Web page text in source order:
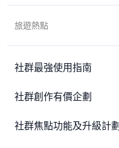
旅遊熱點
社群最強使用指南
社群創作有價企劃
社群焦點功能及升級計劃